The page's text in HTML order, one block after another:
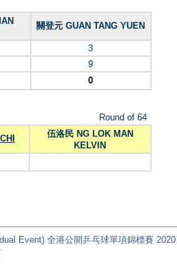
關登元 GUAN TANG YUEN
3
9
0
Round of 64
伍洛民 NG LOK MAN
KELVIN
Event) 全港公開乒乓球單項錦標賽 2020